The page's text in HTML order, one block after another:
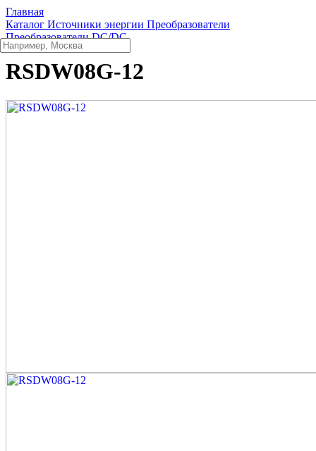
Главная
Каталог Источники энергии Преобразователи
Преобразователи DC/DC
RSDW08G-12